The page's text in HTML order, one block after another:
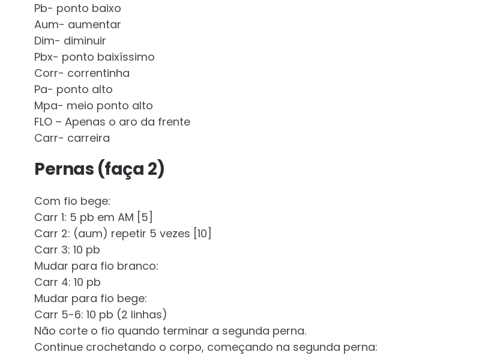
Pb- ponto baixo
Aum- aumentar
Dim- diminuir
Pbx- ponto baixíssimo
Corr- correntinha
Pa- ponto alto
Mpa- meio ponto alto
FLO – Apenas o aro da frente
Carr- carreira
Pernas (faça 2)
Com fio bege:
Carr 1: 5 pb em AM [5]
Carr 2: (aum) repetir 5 vezes [10]
Carr 3: 10 pb
Mudar para fio branco:
Carr 4: 10 pb
Mudar para fio bege:
Carr 5-6: 10 pb (2 linhas)
Não corte o fio quando terminar a segunda perna.
Continue crochetando o corpo, começando na segunda perna: